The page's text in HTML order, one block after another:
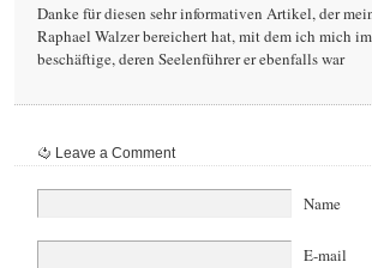
Danke für diesen sehr informativen Artikel, der
Raphael Walzer bereichert hat, mit dem ich mich
beschäftige, deren Seelenführer er ebenfalls war
Leave a Comment
Name
E-mail